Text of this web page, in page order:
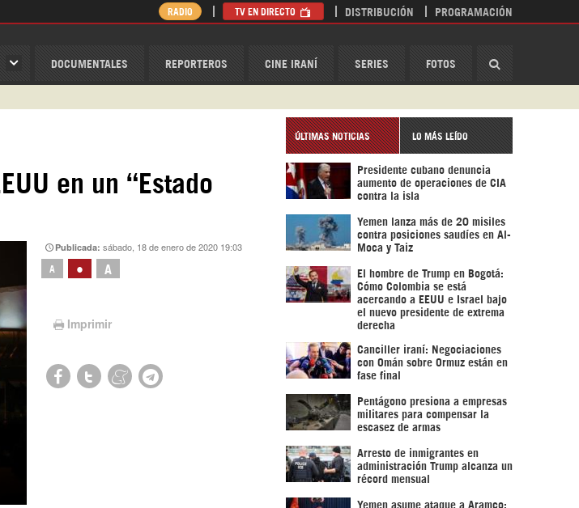
DOCUMENTALES REPORTEROS CINE IRANÍ SERIES FOTOS
RADIO TV EN DIRECTO DISTRIBUCIÓN PROGRAMACIÓN
en un “Estado
Publicada:sábado, 18 de enero de 2020 19:03
A • A
Imprimir
ÚLTIMAS NOTICIAS LO MÁS LEÍDO
Presidente cubano denuncia
aumento de operaciones de CIA
contra la isla
Yemen lanza más de 20 misiles
contra posiciones saudíes en Al-
Moca y Taiz
El hombre de Trump en Bogotá:
Cómo Colombia se está
acercando a EEUU e Israel bajo
el nuevo presidente de extrema
derecha
Canciller iraní: Negociaciones
con Omán sobre Ormuz están en
fase final
Pentágono presiona a empresas
militares para compensar la
escasez de armas
Arresto de inmigrantes en
administración Trump alcanza un
récord mensual
Yemen asume ataque a Aramco: